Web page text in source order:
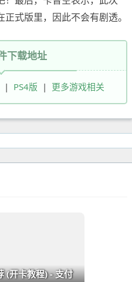
式版里，因此不会有剧透。
下载地址
| PS4版 | 更多游戏相关
(开卡教程) - 支付